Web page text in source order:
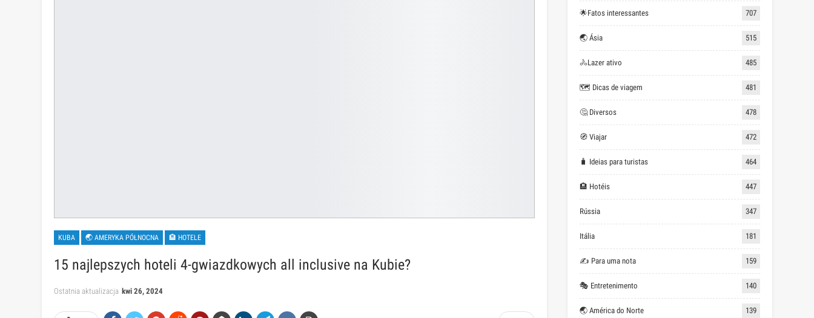
KUBA 🌏 AMERYKA PÓŁNOCNA 🏨 HOTELE
15 najlepszych hoteli 4-gwiazdkowych all inclusive na Kubie?
Ostatnia aktualizacja kwi 26, 2024
🌟Fatos interessantes 707
🌏 Ásia 515
🚴Lazer ativo 485
🗺 Dicas de viagem 481
🤔 Diversos 478
🧭 Viajar 472
🧳 Ideias para turistas 464
🏨 Hotéis 447
Rússia 347
Itália 181
✍ Para uma nota 159
🎭 Entretenimento 140
🌏 América do Norte 139